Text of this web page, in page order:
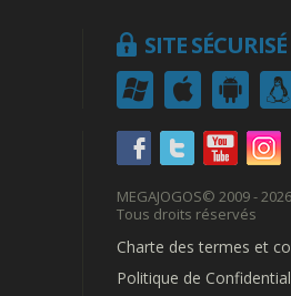
SITE SÉCURISÉ
MEGAJOGOS© 2009 - 2026
Tous droits réservés
Charte des termes et
Politique de